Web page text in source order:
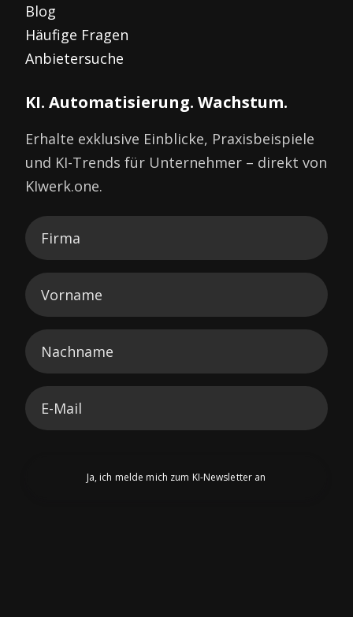
Blog
Häufige Fragen
Anbietersuche
KI. Automatisierung. Wachstum.
Erhalte exklusive Einblicke, Praxisbeispiele
und KI-Trends für Unternehmer – direkt von
KIwerk.one.